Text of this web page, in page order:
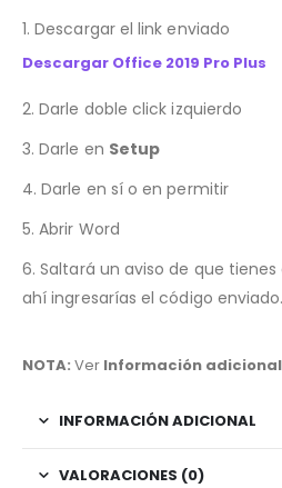
1. Descargar el link enviado
Descargar Office 2019 Pro Plus
2. Darle doble click izquierdo
3. Darle en Setup
4. Darle en sí o en permitir
5. Abrir Word
6. Saltará un aviso de que
ahí ingresarías el código enviado.
NOTA: Ver Información adicional
INFORMACIÓN ADICIONAL
VALORACIONES (0)